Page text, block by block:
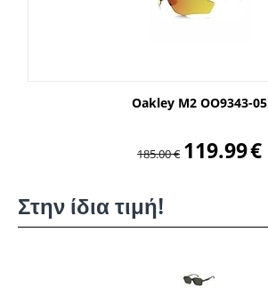
Oakley M2 OO9343-05
185.00€ 119.99€
Στην ίδια τιμή!